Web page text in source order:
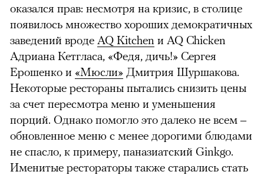
оказался прав: несмотря на кризис, в столице
появилось множество хороших демократичных
заведений вроде AQ Kitchen и AQ Chicken
Адриана Кетгласа, «Федя, дичь!» Сергея
Ерошенко и «Мюсли» Дмитрия Шуршакова.
Некоторые рестораны пытались снизить цены
за счет пересмотра меню и уменьшения
порций. Однако помогло это далеко не всем –
обновленное меню с менее дорогими блюдами
не спасло, к примеру, паназиатский Ginkgo.
Именитые рестораторы также старались стать